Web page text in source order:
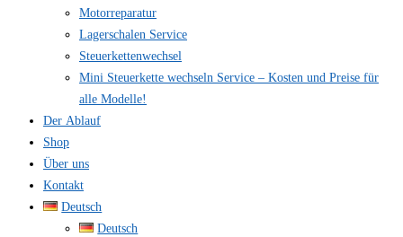
Motorreparatur
Lagerschalen Service
Steuerkettenwechsel
Mini Steuer­kette wechseln Service – Kosten und Preise für
alle Modelle!
Der Ablauf
Shop
Über uns
Kontakt
Deutsch
Deutsch